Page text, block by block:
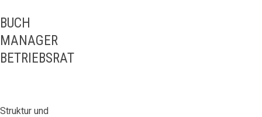
BUCH
MANAGER
BETRIEBSRAT
Struktur und